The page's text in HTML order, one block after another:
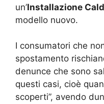
un’Installazione
modello nuovo.
I consumatori che
spostamento
denunce che sono
questi casi, cioè
scoperti”, avendo